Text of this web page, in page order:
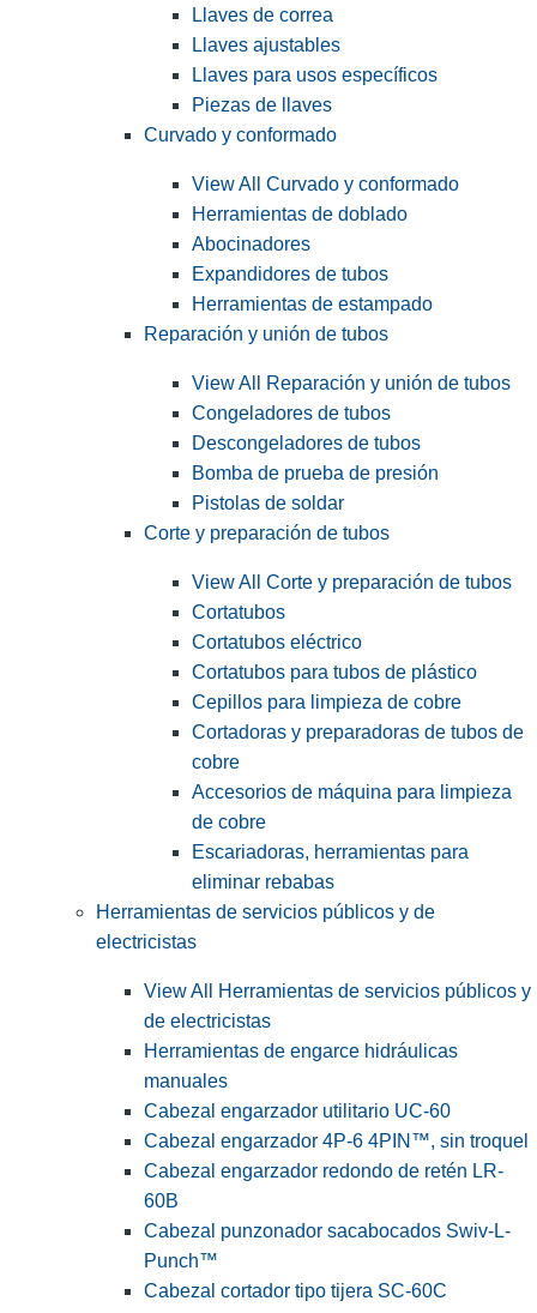
Llaves de correa
Llaves ajustables
Llaves para usos específicos
Piezas de llaves
Curvado y conformado
View All Curvado y conformado
Herramientas de doblado
Abocinadores
Expandidores de tubos
Herramientas de estampado
Reparación y unión de tubos
View All Reparación y unión de tubos
Congeladores de tubos
Descongeladores de tubos
Bomba de prueba de presión
Pistolas de soldar
Corte y preparación de tubos
View All Corte y preparación de tubos
Cortatubos
Cortatubos eléctrico
Cortatubos para tubos de plástico
Cepillos para limpieza de cobre
Cortadoras y preparadoras de tubos de
cobre
Accesorios de máquina para limpieza
de cobre
Escariadoras, herramientas para
eliminar rebabas
Herramientas de servicios públicos y de
electricistas
View All Herramientas de servicios públicos y
de electricistas
Herramientas de engarce hidráulicas
manuales
Cabezal engarzador utilitario UC-60
Cabezal engarzador 4P-6 4PIN™, sin troquel
Cabezal engarzador redondo de retén LR-
60B
Cabezal punzonador sacabocados Swiv-L-
Punch™
Cabezal cortador tipo tijera SC-60C